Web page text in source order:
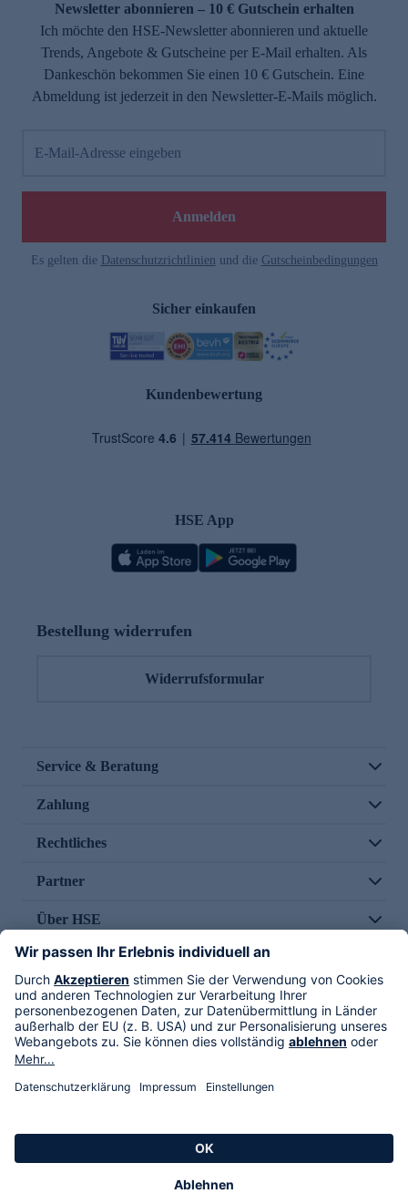
Newsletter abonnieren – 10 € Gutschein erhalten
Ich möchte den HSE-Newsletter abonnieren und aktuelle
Trends, Angebote & Gutscheine per E-Mail erhalten. Als
Dankeschön bekommen Sie einen 10 € Gutschein. Eine
Abmeldung ist jederzeit in den Newsletter-E-Mails möglich.
E-Mail-Adresse eingeben
Anmelden
Es gelten die Datenschutzrichtlinien und die Gutscheinbedingungen
Sicher einkaufen
Kundenbewertung
HSE App
Bestellung widerrufen
Widerrufsformular
Service & Beratung
Zahlung
Rechtliches
Partner
Über HSE
Im TV
HSE International